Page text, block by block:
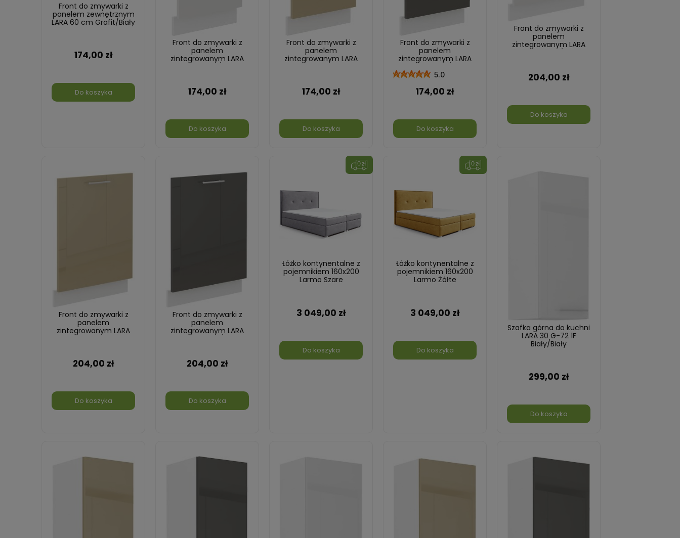
Front do zmywarki z
panelem zewnętrznym
LARA 60 cm Grafit/Biały
174,00 zł
Do koszyka
Front do zmywarki z
panelem
zintegrowanym LARA
174,00 zł
Do koszyka
Front do zmywarki z
panelem
zintegrowanym LARA
174,00 zł
Do koszyka
Front do zmywarki z
panelem
zintegrowanym LARA
5.0
174,00 zł
Do koszyka
Front do zmywarki z
panelem
zintegrowanym LARA
204,00 zł
Do koszyka
Front do zmywarki z
panelem
zintegrowanym LARA
204,00 zł
Do koszyka
Front do zmywarki z
panelem
zintegrowanym LARA
204,00 zł
Do koszyka
Łóżko kontynentalne z
pojemnikiem 160x200
Larmo Szare
3 049,00 zł
Do koszyka
Łóżko kontynentalne z
pojemnikiem 160x200
Larmo Żółte
3 049,00 zł
Do koszyka
Szafka górna do kuchni
LARA 30 G-72 1F
Biały/Biały
299,00 zł
Do koszyka